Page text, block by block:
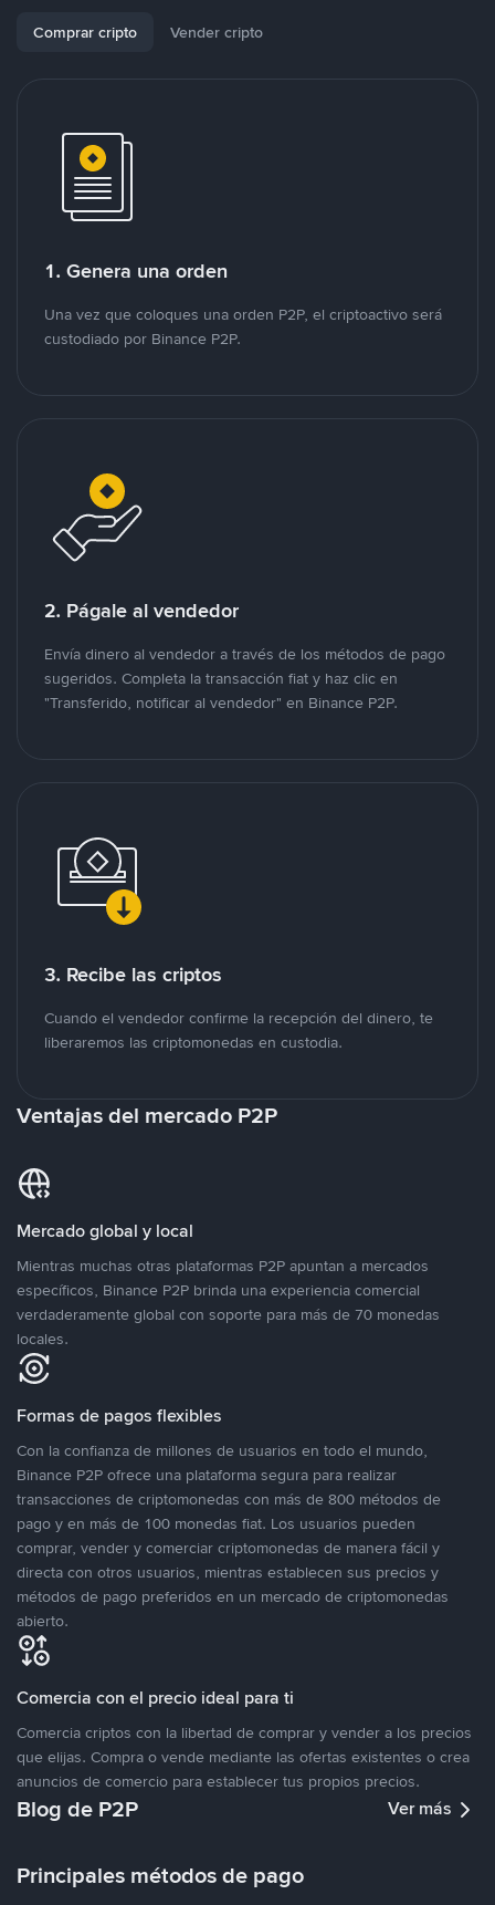
Comprar cripto Vender cripto
1. Genera una orden
Una vez que coloques una orden P2P, el criptoactivo será
custodiado por Binance P2P.
2. Págale al vendedor
Envía dinero al vendedor a través de los métodos de pago
sugeridos. Completa la transacción fiat y haz clic en
"Transferido, notificar al vendedor" en Binance P2P.
3. Recibe las criptos
Cuando el vendedor confirme la recepción del dinero, te
liberaremos las criptomonedas en custodia.
Ventajas del mercado P2P
Mercado global y local
Mientras muchas otras plataformas P2P apuntan a mercados
específicos, Binance P2P brinda una experiencia comercial
verdaderamente global con soporte para más de 70 monedas
locales.
Formas de pagos flexibles
Con la confianza de millones de usuarios en todo el mundo,
Binance P2P ofrece una plataforma segura para realizar
transacciones de criptomonedas con más de 800 métodos de
pago y en más de 100 monedas fiat. Los usuarios pueden
comprar, vender y comerciar criptomonedas de manera fácil y
directa con otros usuarios, mientras establecen sus precios y
métodos de pago preferidos en un mercado de criptomonedas
abierto.
Comercia con el precio ideal para ti
Comercia criptos con la libertad de comprar y vender a los precios
que elijas. Compra o vende mediante las ofertas existentes o crea
anuncios de comercio para establecer tus propios precios.
Blog de P2P Ver más
Principales métodos de pago